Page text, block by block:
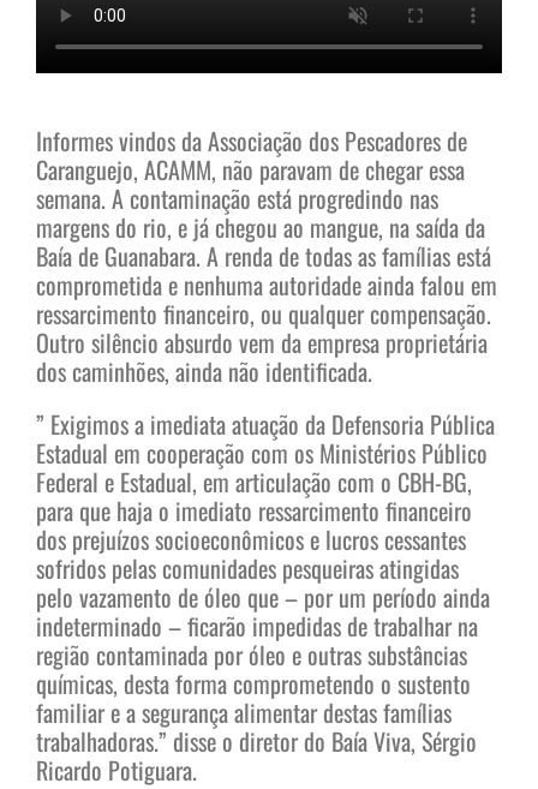
Informes vindos da Associação dos Pescadores de
Caranguejo, ACAMM, não paravam de chegar essa
semana. A contaminação está progredindo nas
margens do rio, e já chegou ao mangue, na saída da
Baía de Guanabara. A renda de todas as famílias está
comprometida e nenhuma autoridade ainda falou em
ressarcimento financeiro, ou qualquer compensação.
Outro silêncio absurdo vem da empresa proprietária
dos caminhões, ainda não identificada.
” Exigimos a imediata atuação da Defensoria Pública
Estadual em cooperação com os Ministérios Público
Federal e Estadual, em articulação com o CBH-BG,
para que haja o imediato ressarcimento financeiro
dos prejuízos socioeconômicos e lucros cessantes
sofridos pelas comunidades pesqueiras atingidas
pelo vazamento de óleo que – por um período ainda
indeterminado – ficarão impedidas de trabalhar na
região contaminada por óleo e outras substâncias
químicas, desta forma comprometendo o sustento
familiar e a segurança alimentar destas famílias
trabalhadoras.” disse o diretor do Baía Viva, Sérgio
Ricardo Potiguara.